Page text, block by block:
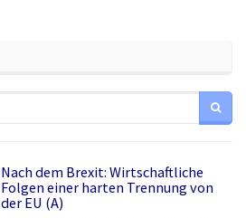
Nach dem Brexit: Wirtschaftliche
Folgen einer harten Trennung von
der EU (A)